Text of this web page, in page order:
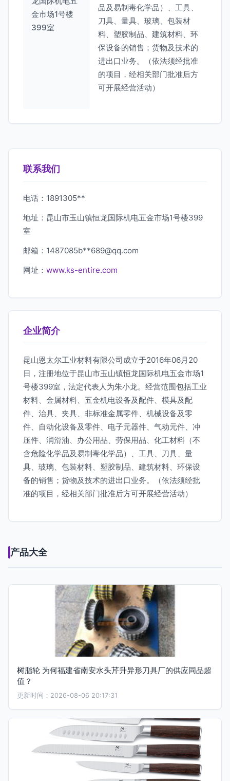
金市场1号楼
399室
品及易制毒化学品）、工具、
刀具、量具、玻璃、包装材
料、塑胶制品、建筑材料、环
保设备的销售；货物及技术的
进出口业务。（依法须经批准
的项目，经相关部门批准后方
可开展经营活动）
联系我们
电话：1891305**
地址：昆山市玉山镇恒龙国际机电五金市场1号楼399
室
邮箱：1487085b**689@qq.com
网址： www.ks-entire.com
企业简介
昆山恩太尔工业材料有限公司成立于2016年06月20
日，注册地位于昆山市玉山镇恒龙国际机电五金市场1
号楼399室，法定代表人为朱小龙。经营范围包括工业
材料、金属材料、五金机电设备及配件、模具及配
件、治具、夹具、非标准金属零件、机械设备及零
件、自动化设备及零件、电子元器件、气动元件、冲
压件、润滑油、办公用品、劳保用品、化工材料（不
含危险化学品及易制毒化学品）、工具、刀具、量
具、玻璃、包装材料、塑胶制品、建筑材料、环保设
备的销售；货物及技术的进出口业务。（依法须经批
准的项目，经相关部门批准后方可开展经营活动）
产品大全
树脂轮 为何福建省南安水头芹升异形刀具厂的供应同品超
值？
更新时间：2026-08-06 20:17:31